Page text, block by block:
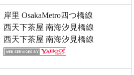
岸里 OsakaMetro四つ橋線
西天下茶屋 南海汐見橋線
西天下茶屋 南海汐見橋線